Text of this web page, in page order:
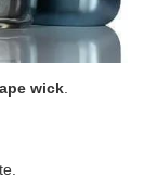
wick